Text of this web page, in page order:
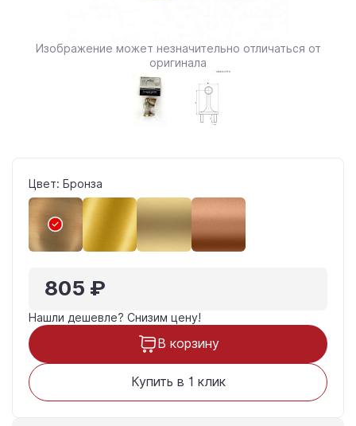
Изображение может незначительно отличаться от
оригинала
Цвет: Бронза
805 ₽
Нашли дешевле? Снизим цену!
В корзину
Купить в 1 клик